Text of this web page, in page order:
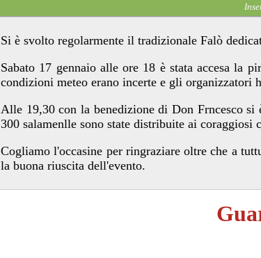
Si è svolto regolarmente il tradizionale Falò
Sabato 17 gennaio alle ore 18 è stata accesa la
condizioni meteo erano incerte e gli organizzatori
Alle 19,30 con la benedizione di Don Frncesco
300 salamenlle sono state distribuite ai coraggiosi
Cogliamo l'occasine per ringraziare oltre che a
la buona riuscita dell'evento.